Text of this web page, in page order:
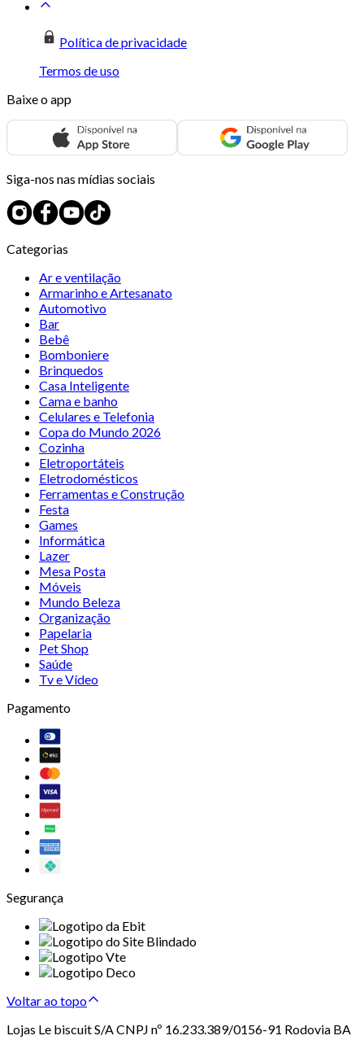
Política de privacidade
Termos de uso
Baixe o app
Siga-nos nas mídias sociais
Categorias
Ar e ventilação
Armarinho e Artesanato
Automotivo
Bar
Bebê
Bomboniere
Brinquedos
Casa Inteligente
Cama e banho
Celulares e Telefonia
Copa do Mundo 2026
Cozinha
Eletroportáteis
Eletrodomésticos
Ferramentas e Construção
Festa
Games
Informática
Lazer
Mesa Posta
Móveis
Mundo Beleza
Organização
Papelaria
Pet Shop
Saúde
Tv e Vídeo
Pagamento
Segurança
Voltar ao topo
Lojas Le biscuit S/A CNPJ nº 16.233.389/0156-91 Rodovia BA